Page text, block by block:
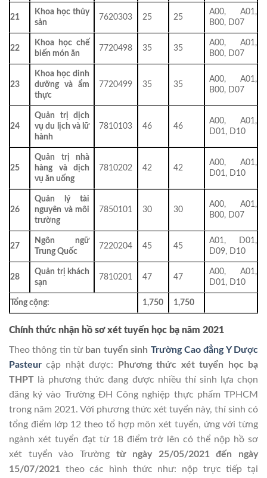
21
Khoa học thủy
sản
7620303 25 25
A00, A01,
B00, D07
22
Khoa học chế
biến món ăn
7720498 35 35
A00, A01,
B00, D07
23
Khoa học dinh
dưỡng và ẩm
thực
7720499 35 35
A00, A01,
B00, D07
24
Quản trị dịch
vụ du lịch và lữ
hành
7810103 46 46
A00, A01,
D01, D10
25
Quản trị nhà
hàng và dịch
vụ ăn uống
7810202 42 42
A00, A01,
D01, D10
26
Quản lý tài
nguyên và môi
trường
7850101 30 30
A00, A01,
B00, D07
27
Ngôn ngữ
Trung Quốc
7220204 45 45
A01, D01,
D09, D10
28
Quản trị khách
sạn
7810201 47 47
A00, A01,
D01, D10
Tổng cộng: 1,750 1,750
Chính thức nhận hồ sơ xét tuyển học bạ năm 2021
Theo thông tin từ ban tuyển sinh Trường Cao đẳng Y Dược
Pasteur cập nhật được: Phương thức xét tuyển học bạ
THPT là phương thức đang được nhiều thí sinh lựa chọn
đăng ký vào Trường ĐH Công nghiệp thực phẩm TPHCM
trong năm 2021. Với phương thức xét tuyển này, thí sinh có
tổng điểm lớp 12 theo tổ hợp môn xét tuyển, ứng với từng
ngành xét tuyển đạt từ 18 điểm trở lên có thể nộp hồ sơ
xét tuyển vào Trường từ ngày 25/05/2021 đến ngày
15/07/2021 theo các hình thức như: nộp trực tiếp tại